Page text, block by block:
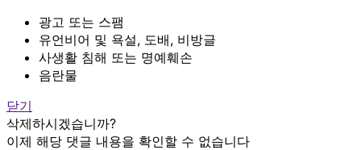
광고 또는 스팸
유언비어 및 욕설, 도배, 비방글
사생활 침해 또는 명예훼손
음란물
닫기
삭제하시겠습니까?
이제 해당 댓글 내용을 확인할 수 없습니다